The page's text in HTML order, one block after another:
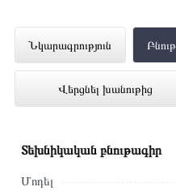
Նկարագրություն
Վերցնել խանութից
Հեռուստացույց
Technomix առցանց
Տեխնիկական բնութագիր
Մոդել